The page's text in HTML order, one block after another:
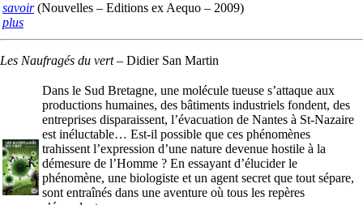
savoir
plus
(Nouvelles – Editions ex Aequo – 2009)
Les Naufragés du vert– Didier San Martin
Dans le Sud Bretagne, une molécule tueuse s’attaque aux
productions humaines, des bâtiments industriels fondent, des
entreprises disparaissent, l’évacuation de Nantes à St-Nazaire
est inéluctable… Est-il possible que ces phénomènes
trahissent l’expression d’une nature devenue hostile à la
démesure de l’Homme ? En essayant d’élucider le
phénomène, une biologiste et un agent secret que tout sépare,
sont entraînés dans une aventure où tous les repères